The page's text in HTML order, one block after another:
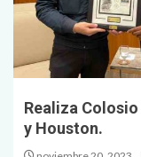
Realiza
y Houston.